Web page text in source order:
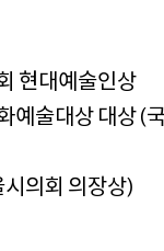
현대예술인상
예술대상 대상 (
의회 의장상)